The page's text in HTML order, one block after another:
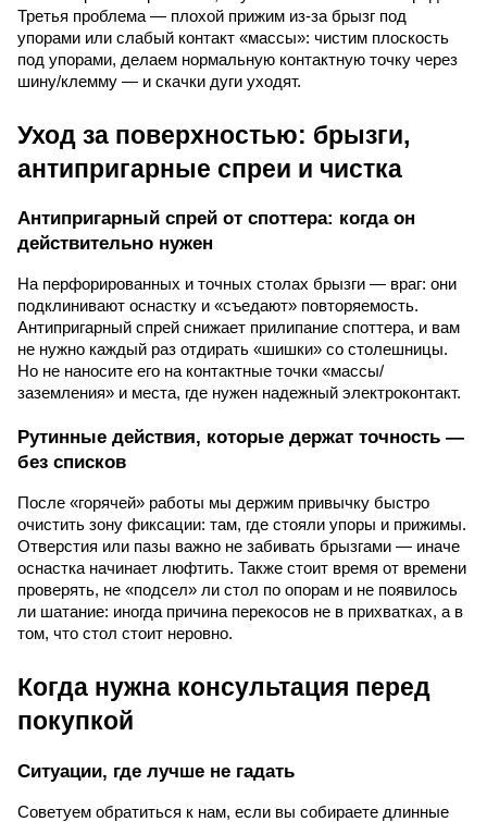
Третья проблема — плохой прижим из-за брызг под
упорами или слабый контакт «массы»: чистим плоскость
под упорами, делаем нормальную контактную точку через
шину/клемму — и скачки дуги уходят.
Уход за поверхностью: брызги,
антипригарные спреи и чистка
Антипригарный спрей от споттера: когда он
действительно нужен
На перфорированных и точных столах брызги — враг: они
подклинивают оснастку и «съедают» повторяемость.
Антипригарный спрей снижает прилипание споттера, и вам
не нужно каждый раз отдирать «шишки» со столешницы.
Но не наносите его на контактные точки «массы/
заземления» и места, где нужен надежный электроконтакт.
Рутинные действия, которые держат точность —
без списков
После «горячей» работы мы держим привычку быстро
очистить зону фиксации: там, где стояли упоры и прижимы.
Отверстия или пазы важно не забивать брызгами — иначе
оснастка начинает люфтить. Также стоит время от времени
проверять, не «подсел» ли стол по опорам и не появилось
ли шатание: иногда причина перекосов не в прихватках, а в
том, что стол стоит неровно.
Когда нужна консультация перед
покупкой
Ситуации, где лучше не гадать
Советуем обратиться к нам, если вы собираете длинные